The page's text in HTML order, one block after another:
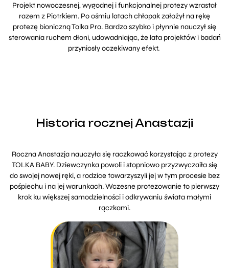
Projekt nowoczesnej, wygodnej i funkcjonalnej protezy wzrastał
razem z Piotrkiem. Po ośmiu latach chłopak założył na rękę
protezę bioniczną Tolka Pro. Bardzo szybko i płynnie nauczył się
sterowania ruchem dłoni, udowadniając, że lata projektów i badań
przyniosły oczekiwany efekt.
Historia rocznej Anastazji
Roczna Anastazja nauczyła się raczkować korzystając z protezy
TOLKA BABY. Dziewczynka powoli i stopniowo przyzwyczaiła się
do swojej nowej ręki, a rodzice towarzyszyli jej w tym procesie bez
pośpiechu i na jej warunkach. Wczesne protezowanie to pierwszy
krok ku większej samodzielności i odkrywaniu świata małymi
rączkami.